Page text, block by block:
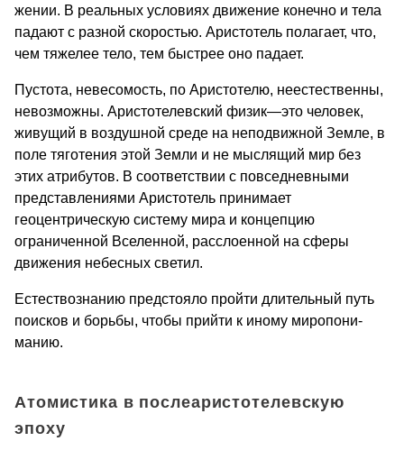
жении. В реальных условиях движе­ние конечно и тела
падают с разной скоростью. Аристотель полагает, что,
чем тяжелее тело, тем быстрее оно падает.
Пустота, невесомость, по Аристо­телю, неестественны,
невозможны. Аристотелевский физик—это человек,
живущий в воздушной среде на непод­вижной Земле, в
поле тяготения этой Земли и не мыслящий мир без
этих атрибутов. В соответствии с повседнев­ными
представлениями Аристотель принимает
геоцентрическую систему мира и концепцию
ограниченной Все­ленной, расслоенной на сферы
движе­ния небесных светил.
Естествознанию предстояло пройти длительный путь
поисков и борьбы, чтобы прийти к иному миропони­
манию.
Атомистика в послеаристотелевскую
эпоху